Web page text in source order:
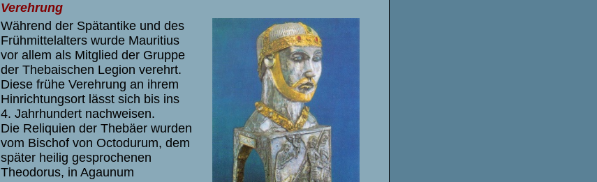
Verehrung
Während der Spätantike und des
Frühmittelalters wurde Mauritius
vor allem als Mitglied der Gruppe
der Thebaischen Legion verehrt.
Diese frühe Verehrung an ihrem
Hinrichtungsort lässt sich bis ins
4. Jahrhundert nachweisen.
Die Reliquien der Thebäer wurden
vom Bischof von Octodurum, dem
später heilig gesprochenen
Theodorus, in Agaunum